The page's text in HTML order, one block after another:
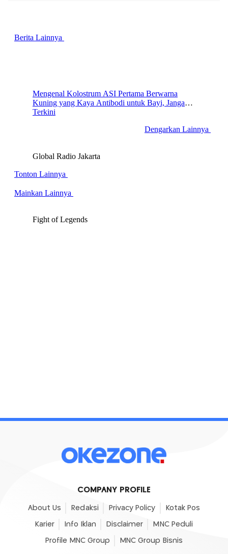
COMPANY PROFILE
About Us Redaksi Privacy Policy Kotak Pos
Karier Info Iklan Disclaimer MNC Peduli
Profile MNC Group MNC Group Bisnis